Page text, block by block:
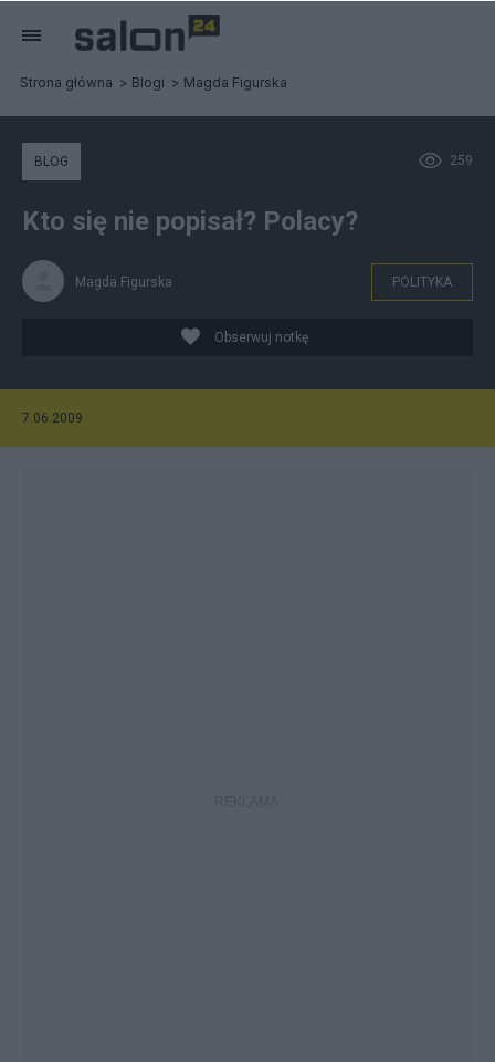
Strona główna Blogi Magda Figurska
259
BLOG
Kto się nie popisał? Polacy?
Magda Figurska POLITYKA
Obserwuj notkę
7.06.2009